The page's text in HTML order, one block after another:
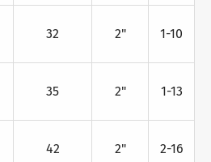
32 2" 1-10
35 2" 1-13
42 2" 2-16